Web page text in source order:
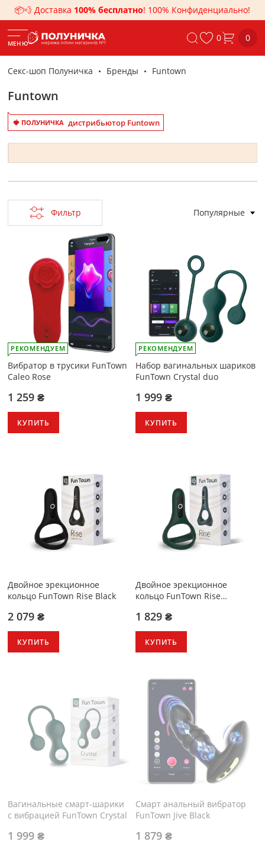
📦💨 Доставка 100% бесплатно! 100% Конфиденциально!
МЕНЮ 0 0
Секс-шоп Полуничка Бренды Funtown
Funtown
🍓 ПОЛУНИЧКА дистрибьютор Funtown
Фильтр Популярные
РЕКОМЕНДУЕМ
Вибратор в трусики FunTown
Caleo Rose
1 259 ₴
КУПИТЬ
РЕКОМЕНДУЕМ
Набор вагинальных шариков
FunTown Crystal duo
1 999 ₴
КУПИТЬ
Двойное эрекционное
кольцо FunTown Rise Black
2 079 ₴
КУПИТЬ
Двойное эрекционное
кольцо FunTown Rise
1 829 ₴
КУПИТЬ
Вагинальные смарт-шарики
с вибрацией FunTown Crystal
1 999 ₴
Смарт анальный вибратор
FunTown Jive Black
1 879 ₴